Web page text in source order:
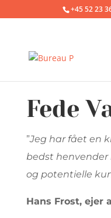
+45 52 23
Fede
”Jeg har fået en
bedst
og potentielle
Hans Frost, ejer